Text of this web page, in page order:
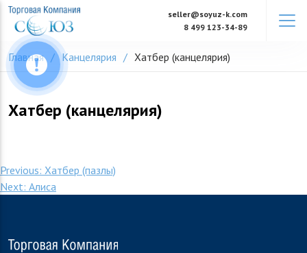
Skip
content
seller@soyuz-k.com
8 499 123-34-89
Главная Канцелярия Хатбер (канцелярия)
Хатбер (канцелярия)
Навигация
по
Previous: Хатбер (пазлы)
Next: Алиса